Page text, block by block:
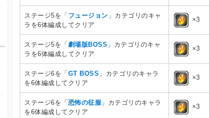
ステージ5を「 フュージョン 」カテゴリのキャ
ラを6体編成してクリア
×3
ステージ5を「 劇場版BOSS 」カテゴリのキャ
ラを6体編成してクリア
×3
ステージ6を「 GT BOSS 」カテゴリのキャラ
を6体編成してクリア
×3
ステージ6を「 恐怖の征服 」カテゴリのキャラ
を6体編成してクリア
×3